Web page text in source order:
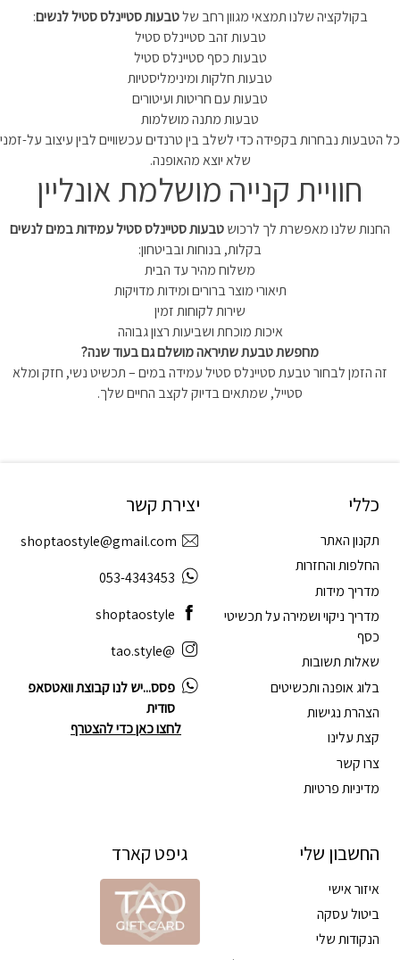
בקולקציה שלנו תמצאי מגוון רחב שלטבעות סטיינלס סטיל לנשים:
טבעות זהב סטיינלס סטיל
טבעות כסף סטיינלס סטיל
טבעות חלקות ומינימליסטיות
טבעות עם חריטות ועיטורים
טבעות מתנה מושלמות
כל הטבעות נבחרות בקפידה כדי לשלב בין טרנדים עכשוויים לבין עיצוב על-זמני
שלא יוצא מהאופנה.
חוויית קנייה מושלמת אונליין
החנות שלנו מאפשרת לך לרכושטבעות סטיינלס סטיל עמידות במים לנשים
בקלות, בנוחות ובביטחון:
משלוח מהיר עד הבית
תיאורי מוצר ברורים ומידות מדויקות
שירות לקוחות זמין
איכות מוכחת ושביעות רצון גבוהה
מחפשת טבעת שתיראה מושלם גם בעוד שנה?
זה הזמן לבחור טבעת סטיינלס סטיל עמידה במים – תכשיט נשי, חזק ומלא
סטייל, שמתאים בדיוק לקצב החיים שלך.
כללי
תקנון האתר
החלפות והחזרות
מדריך מידות
מדריך ניקוי ושמירה על תכשיטי
כסף
שאלות תשובות
בלוג אופנה ותכשיטים
הצהרת נגישות
קצת עלינו
צרו קשר
מדיניות פרטיות
החשבון שלי
איזור אישי
ביטול עסקה
הנקודות שלי
יצירת קשר
shoptaostyle@gmail.com
053-4343453
shoptaostyle
@tao.style
פסס...יש לנו קבוצת וואטסאפ
סודית
לחצו כאן כדי להצטרף
גיפט קארד